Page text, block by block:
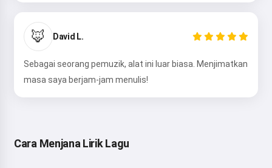
🦊 David L.
Sebagai seorang pemuzik, alat ini luar biasa. Menjimatkan
masa saya berjam-jam menulis!
Cara Menjana Lirik Lagu